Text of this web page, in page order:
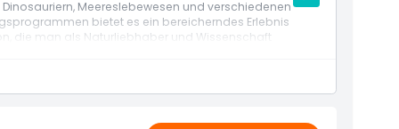
Besuch sind oder regelmäßiger Gast, es gibt immer
Museum in Las Vegas zu entdecken.
Meereslebewesen und verschiedenen
bietet es ein bereicherndes Erlebnis
die man als Naturliebhaber und Wissenschaft